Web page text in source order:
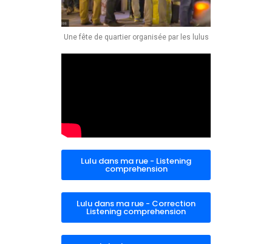
Une fête de quartier organisée par les lulus
Lulu dans ma rue - Listening
comprehension
Lulu dans ma rue - Correction
Listening comprehension